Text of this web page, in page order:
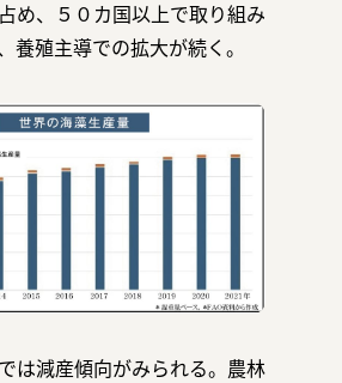
Co., Ltd.
め、５０カ国以上で取り組み
養殖主導での拡大が続く。
は減産傾向がみられる。農林